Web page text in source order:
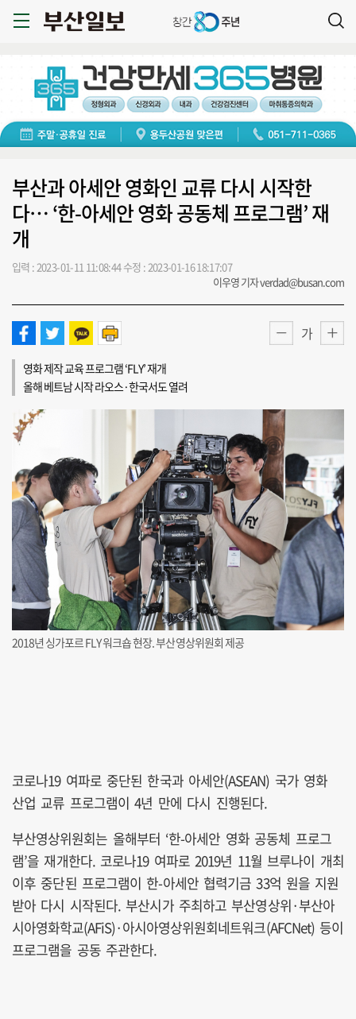
부산과 아세안 영화인 교류 다시 시작한
다… ‘한-아세안 영화 공동체 프로그램’ 재
개
입력 : 2023-01-11 11:08:44수정 : 2023-01-16 18:17:07
이우영 기자 verdad@busan.com
가
영화 제작 교육 프로그램 ‘FLY’ 재개
올해 베트남 시작 라오스·한국서도 열려
2018년 싱가포르 FLY 워크숍 현장. 부산영상위원회 제공
코로나19 여파로 중단된 한국과 아세안(ASEAN) 국가 영화
산업 교류 프로그램이 4년 만에 다시 진행된다.
부산영상위원회는 올해부터 ‘한-아세안 영화 공동체 프로그
램’을 재개한다. 코로나19 여파로 2019년 11월 브루나이 개최
이후 중단된 프로그램이 한-아세안 협력기금 33억 원을 지원
받아 다시 시작된다. 부산시가 주최하고 부산영상위·부산아
시아영화학교(AFiS)·아시아영상위원회네트워크(AFCNet) 등이
프로그램을 공동 주관한다.